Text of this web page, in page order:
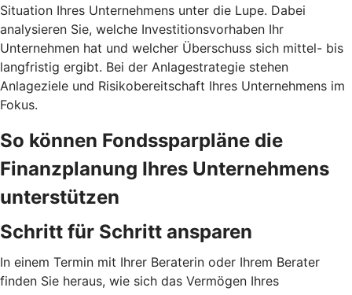
Situation Ihres Unternehmens unter die Lupe. Dabei
analysieren Sie, welche Investitionsvorhaben Ihr
Unternehmen hat und welcher Überschuss sich mittel- bis
langfristig ergibt. Bei der Anlagestrategie stehen
Anlageziele und Risikobereitschaft Ihres Unternehmens im
Fokus.
So können Fondssparpläne die
Finanzplanung Ihres Unternehmens
unterstützen
Schritt für Schritt ansparen
In einem Termin mit Ihrer Beraterin oder Ihrem Berater
finden Sie heraus, wie sich das Vermögen Ihres